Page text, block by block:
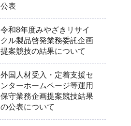
公表
令和8年度みやざきリサイ
クル製品啓発業務委託企画
提案競技の結果について
外国人材受入・定着支援セ
ンターホームページ等運用
保守業務企画提案競技結果
の公表について